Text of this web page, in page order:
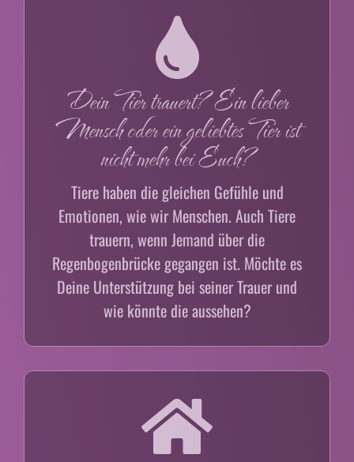
Dein Tier trauert? Ein lieber
Mensch oder ein geliebtes Tier ist
nicht mehr bei Euch?
Tiere haben die gleichen Gefühle und
Emotionen, wie wir Menschen. Auch Tiere
trauern, wenn Jemand über die
Regenbogenbrücke gegangen ist. Möchte es
Deine Unterstützung bei seiner Trauer und
wie könnte die aussehen?